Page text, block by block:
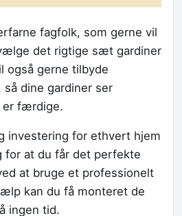
fagfolk, som gerne vil
det rigtige sæt gardiner
også gerne tilbyde
dine gardiner ser
er færdige.
investering for ethvert hjem
for at du får det perfekte
at bruge et professionelt
kan du få monteret de
ingen tid.